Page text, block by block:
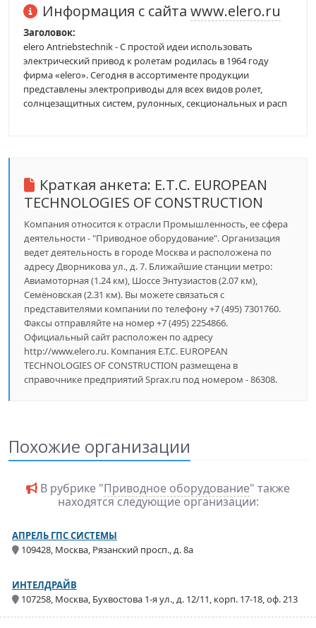
Информация с сайта www.elero.ru
Заголовок:
elero Antriebstechnik - С простой идеи использовать
электрический привод к ролетам родилась в 1964 году
фирма «elero». Сегодня в ассортименте продукции
представлены электроприводы для всех видов ролет,
солнцезащитных систем, рулонных, секциональных и расп
Краткая анкета: E.T.C. EUROPEAN
TECHNOLOGIES OF CONSTRUCTION
Компания относится к отрасли Промышленность, ее сфера
деятельности - "Приводное оборудование". Организация
ведет деятельность в городе Москва и расположена по
адресу Дворникова ул., д. 7. Ближайшие станции метро:
Авиамоторная (1.24 км), Шоссе Энтузиастов (2.07 км),
Семёновская (2.31 км). Вы можете связаться с
представителями компании по телефону +7 (495) 7301760.
Факсы отправляйте на номер +7 (495) 2254866.
Официальный сайт расположен по адресу
http://www.elero.ru. Компания E.T.C. EUROPEAN
TECHNOLOGIES OF CONSTRUCTION размещена в
справочнике предприятий Sprax.ru под номером - 86308.
Похожие организации
В рубрике "Приводное оборудование" также
находятся следующие организации:
АПРЕЛЬ ГПС СИСТЕМЫ
109428, Москва, Рязанский просп., д. 8а
ИНТЕЛДРАЙВ
107258, Москва, Бухвостова 1-я ул., д. 12/11, корп. 17-18, оф. 213